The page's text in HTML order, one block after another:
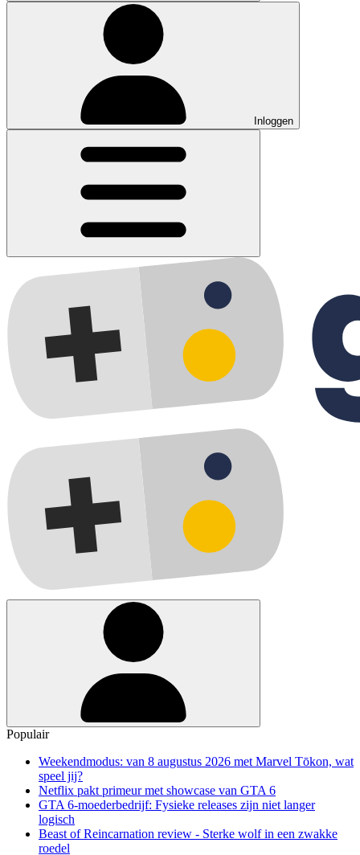
Inloggen
Populair
Weekendmodus: van 8 augustus 2026 met Marvel Tōkon, wat
speel jij?
Netflix pakt primeur met showcase van GTA 6
GTA 6-moederbedrijf: Fysieke releases zijn niet langer
logisch
Beast of Reincarnation review - Sterke wolf in een zwakke
roedel